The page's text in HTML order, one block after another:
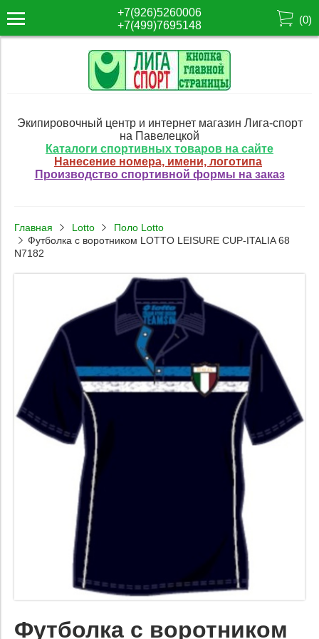
+7(926)5260006
+7(499)7695148
(0)
Экипировочный центр и интернет магазин Лига-спорт
на Павелецкой
Каталоги спортивных товаров на сайте
Нанесение номера, имени, логотипа
Производство спортивной формы на заказ
Главная Lotto
Поло Lotto
Футболка с воротником LOTTO LEISURE CUP-ITALIA 68
N7182
Футболка с воротником